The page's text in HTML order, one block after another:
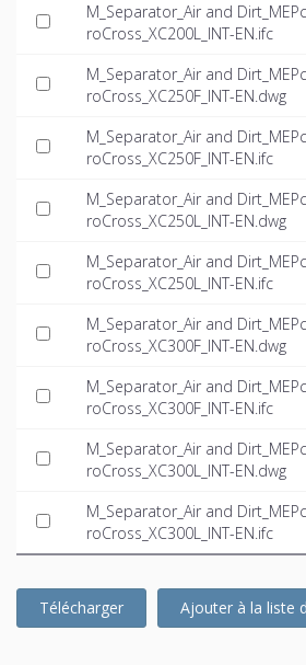
M_Separator_Air and
roCross_XC200L_INT-EN.ifc
M_Separator_Air and
roCross_XC250F_INT-EN.dwg
M_Separator_Air and
roCross_XC250F_INT-EN.ifc
M_Separator_Air and
roCross_XC250L_INT-EN.dwg
M_Separator_Air and
roCross_XC250L_INT-EN.ifc
M_Separator_Air and
roCross_XC300F_INT-EN.dwg
M_Separator_Air and
roCross_XC300F_INT-EN.ifc
M_Separator_Air and
roCross_XC300L_INT-EN.dwg
M_Separator_Air and
roCross_XC300L_INT-EN.ifc
Télécharger Ajouter à la liste